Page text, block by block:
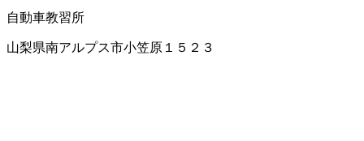
自動車教習所
山梨県南アルプス市小笠原１５２３